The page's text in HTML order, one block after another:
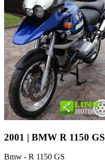
2001 | BMW R 1150 GS
Bmw - R 1150 GS